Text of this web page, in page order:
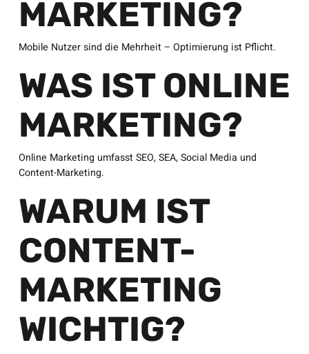
MARKETING?
Mobile Nutzer sind die Mehrheit – Optimierung ist Pflicht.
WAS IST ONLINE
MARKETING?
Online Marketing umfasst SEO, SEA, Social Media und
Content-Marketing.
WARUM IST
CONTENT-
MARKETING
WICHTIG?